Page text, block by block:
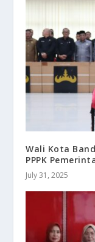
Wali Kota
PPPK
July 31, 2025